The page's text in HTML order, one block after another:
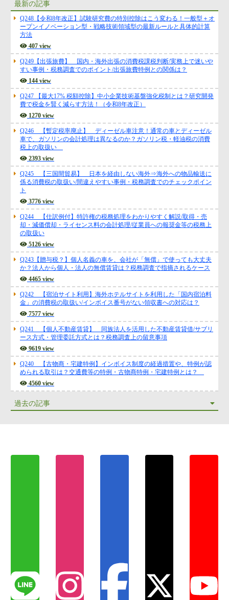
最新の記事
Q248【令和8年改正】試験研究費の特別控除はこう変わる！一般型＋オ
ープンイノベーション型・戦略技術領域型の最新ルールと具体的計算
方法
407 view
Q249【出張旅費】 国内・海外出張の消費税課税判断/実務上で迷いや
すい事例・税務調査でのポイント/出張旅費特例との関係は？
144 view
Q247 【最大17% 税額控除】中小企業技術基盤強化税制とは？研究開発
費で税金を賢く減らす方法！（令和8年改正）
1270 view
Q246 【暫定税率廃止】 ディーゼル車注意！通常の車とディーゼル
車で、ガソリンの会計処理は異なるのか？ガソリン税・軽油税の消費
税上の取扱い
2393 view
Q245 【三国間貿易】 日本を経由しない海外⇒海外への物品輸送に
係る消費税の取扱い/間違えやすい事例・税務調査でのチェックポイン
ト
3776 view
Q244 【仕訳例付】特許権の税務処理をわかりやすく解説/取得・売
却・減価償却・ライセンス料の会計処理/従業員への報奨金等の税務上
の取扱い
5126 view
Q243【贈与税？】個人名義の車を、会社が「無償」で使っても大丈夫
か？法人から個人・法人の無償賃貸は？税務調査で指摘されるケース
4465 view
Q242 【宿泊サイト利用】海外ホテルサイトを利用した「国内宿泊料
金」の消費税の取扱い/インボイス番号がない領収書への対応は？
7577 view
Q241 【個人不動産賃貸】 同族法人を活用した不動産賃貸借/サブリ
ース方式・管理委託方式とは？税務調査上の留意事項
9619 view
Q240 【古物商・宅建特例】インボイス制度の経過措置や、特例が認
められる取引は？交通費等の特例・古物商特例・宅建特例とは？
4560 view
過去の記事